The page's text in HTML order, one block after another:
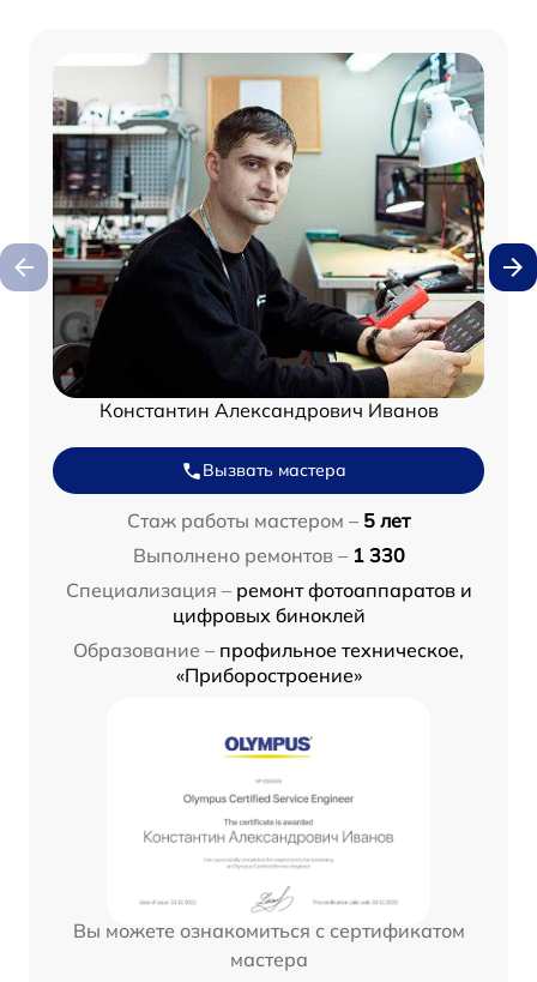
Константин Александрович Иванов
Вызвать мастера
Стаж работы мастером – 5 лет
Выполнено ремонтов – 1 330
Специализация – ремонт фотоаппаратов и
цифровых биноклей
Образование – профильное техническое,
«Приборостроение»
Вы можете ознакомиться с сертификатом
мастера